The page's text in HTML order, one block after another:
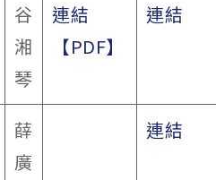
谷
湘
琴
連結
【PDF】
連結
薛
廣
連結